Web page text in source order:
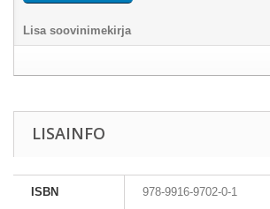
Lisa soovinimekirja
LISAINFO
ISBN 978-9916-9702-0-1